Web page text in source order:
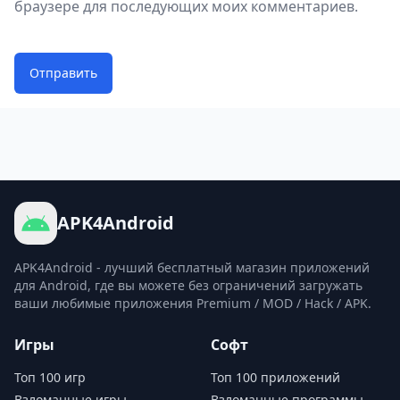
браузере для последующих моих комментариев.
Отправить
APK4Android
APK4Android - лучший бесплатный магазин приложений
для Android, где вы можете без ограничений загружать
ваши любимые приложения Premium / MOD / Hack / APK.
Игры
Топ 100 игр
Софт
Топ 100 приложений